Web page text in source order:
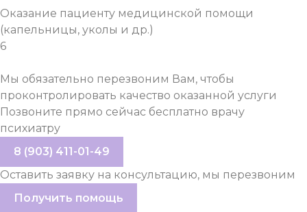
Оказание пациенту медицинской помощи
(капельницы, уколы и др.)
6
Мы обязательно перезвоним Вам, чтобы
проконтролировать качество оказанной услуги
Позвоните прямо сейчас бесплатно врачу
психиатру
8 (903) 411-01-49
Оставить заявку на консультацию, мы перезвоним
Получить помощь